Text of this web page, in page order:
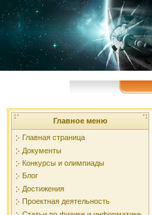
Главное меню
Главная страница
Документы
Конкурсы и олимпиады
Блог
Достижения
Проектная деятельность